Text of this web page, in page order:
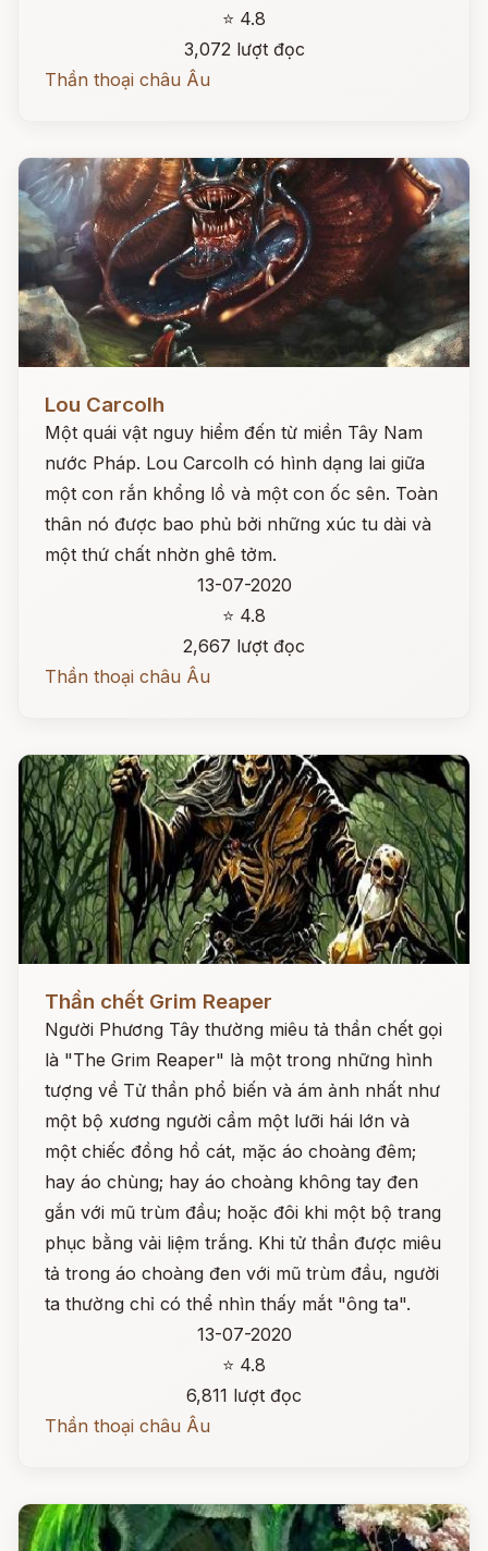
⭐ 4.8
3,072 lượt đọc
Thần thoại châu Âu
Lou Carcolh
Một quái vật nguy hiểm đến từ miền Tây Nam
nước Pháp. Lou Carcolh có hình dạng lai giữa
một con rắn khổng lồ và một con ốc sên. Toàn
thân nó được bao phủ bởi những xúc tu dài và
một thứ chất nhờn ghê tởm.
13-07-2020
⭐ 4.8
2,667 lượt đọc
Thần thoại châu Âu
Đọc ngay
Thần chết Grim Reaper
Người Phương Tây thường miêu tả thần chết gọi
là "The Grim Reaper" là một trong những hình
tượng về Tử thần phổ biến và ám ảnh nhất như
một bộ xương người cầm một lưỡi hái lớn và
một chiếc đồng hồ cát, mặc áo choàng đêm;
hay áo chùng; hay áo choàng không tay đen
gắn với mũ trùm đầu; hoặc đôi khi một bộ trang
phục bằng vải liệm trắng. Khi tử thần được miêu
tả trong áo choàng đen với mũ trùm đầu, người
ta thường chỉ có thể nhìn thấy mắt "ông ta".
13-07-2020
⭐ 4.8
6,811 lượt đọc
Thần thoại châu Âu